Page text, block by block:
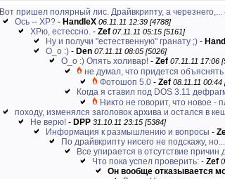
Вот пришел полярный лис. Драйвкрипту, а черезнего,...
Ось -- XP? - HandleX 06.11.11 12:39 [4788]
ХРю, естессно. - Zef 07.11.11 05:15 [5161]
Ну и получи "естественную" гранату ;) -
O_o :) - Den 07.11.11 08:05 [5026]
O_o :) Опять холивар! - Zef 07.11.11 17:06
не думал, что придется
Фотошоп 5.0 - Zef 08.11.11 00:44
Когда я ставил под DOS 3.11
Никто не говорит, что новое -
походу, изменялся заголовок архива и остался в
Не верю! - DPP 31.10.11 23:15 [5384]
Информация к размышлению и вопросы -
По драйвкрипту нисего не подскажу, но...
Все упирается в отсутствие причин
Что пока успел проверить: - Zef
Он вообще отказывается